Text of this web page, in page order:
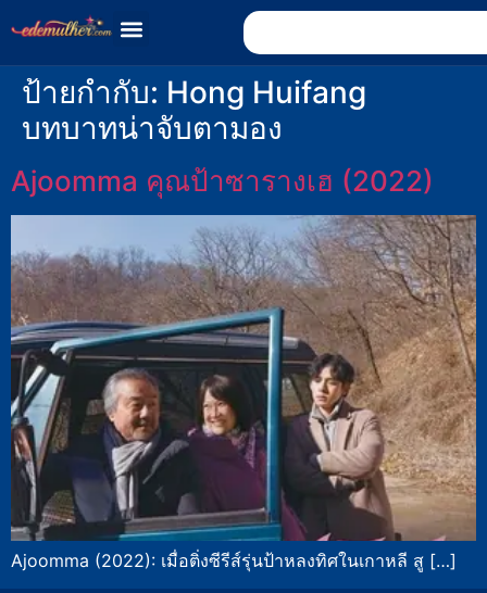
ป้ายกำกับ: Hong Huifang
บทบาทน่าจับตามอง
Ajoomma คุณป้าซารางเฮ (2022)
Ajoomma (2022): เมื่อติ่งซีรีส์รุ่นป้าหลงทิศในเกาหลี สู […]